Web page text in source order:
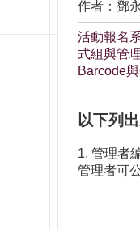
作者：鄧
活動報名
式組與管
Barcode
以下列
1. 管理者
管理者可